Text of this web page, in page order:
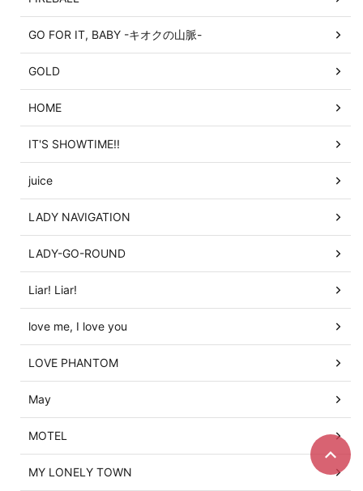
GO FOR IT, BABY -キオクの山脈-
GOLD
HOME
IT'S SHOWTIME!!
juice
LADY NAVIGATION
LADY-GO-ROUND
Liar! Liar!
love me, I love you
LOVE PHANTOM
May
MOTEL
MY LONELY TOWN